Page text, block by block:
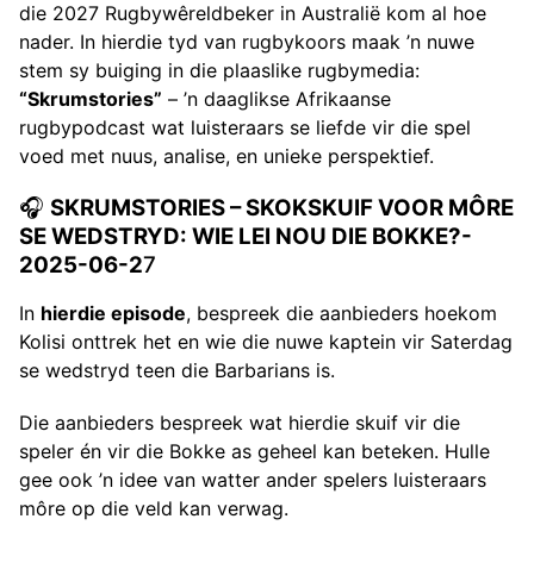
die 2027 Rugbywêreldbeker in Australië kom al hoe
nader. In hierdie tyd van rugbykoors maak ’n nuwe
stem sy buiging in die plaaslike rugbymedia:
“Skrumstories” – ’n daaglikse Afrikaanse
rugbypodcast wat luisteraars se liefde vir die spel
voed met nuus, analise, en unieke perspektief.
🎧 SKRUMSTORIES – SKOKSKUIF VOOR MÔRE
SE WEDSTRYD: WIE LEI NOU DIE BOKKE?-
2025-06-27
In hierdie episode, bespreek die aanbieders hoekom
Kolisi onttrek het en wie die nuwe kaptein vir Saterdag
se wedstryd teen die Barbarians is.
Die aanbieders bespreek wat hierdie skuif vir die
speler én vir die Bokke as geheel kan beteken. Hulle
gee ook ’n idee van watter ander spelers luisteraars
môre op die veld kan verwag.